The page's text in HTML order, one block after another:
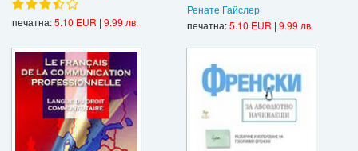
печатна:5.10 EUR | 9.99 лв.
Ренате Гайслер
печатна:5.10 EUR | 9.99 лв.